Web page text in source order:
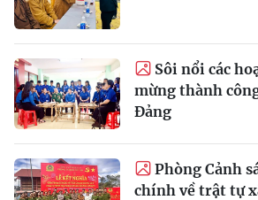
Sôi nổi các
mừng thành
Đảng
Phòng Cảnh
chính về trật tự